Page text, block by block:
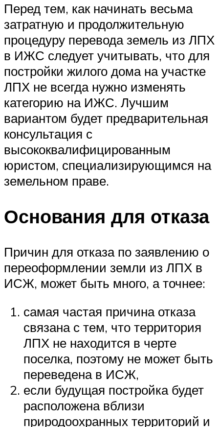
Перед тем, как начинать весьма
затратную и продолжительную
процедуру перевода земель из ЛПХ
в ИЖС следует учитывать, что для
постройки жилого дома на участке
ЛПХ не всегда нужно изменять
категорию на ИЖС. Лучшим
вариантом будет предварительная
консультация с
высококвалифицированным
юристом, специализирующимся на
земельном праве.
Основания для отказа
Причин для отказа по заявлению о
переоформлении земли из ЛПХ в
ИСЖ, может быть много, а точнее:
самая частая причина отказа
связана с тем, что территория
ЛПХ не находится в черте
поселка, поэтому не может быть
переведена в ИСЖ,
если будущая постройка будет
расположена вблизи
природоохранных территорий и